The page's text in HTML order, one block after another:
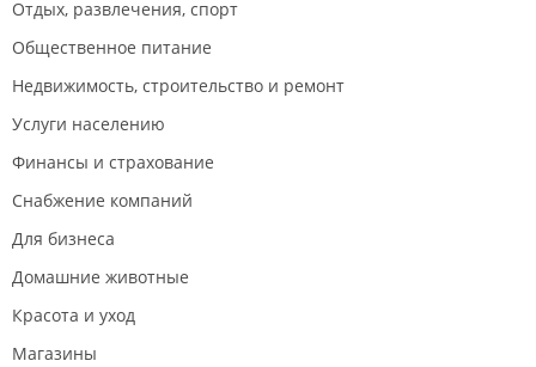
Отдых, развлечения, спорт
Общественное питание
Недвижимость, строительство и ремонт
Услуги населению
Финансы и страхование
Снабжение компаний
Для бизнеса
Домашние животные
Красота и уход
Магазины